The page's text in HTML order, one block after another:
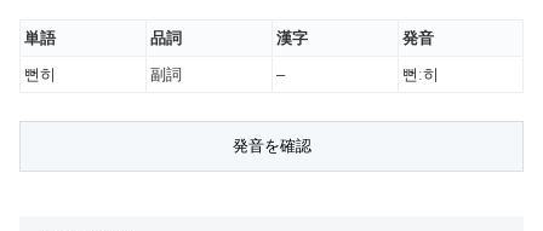
単語 品詞 漢字
発音
뻔히
副詞 – 뻔ː히